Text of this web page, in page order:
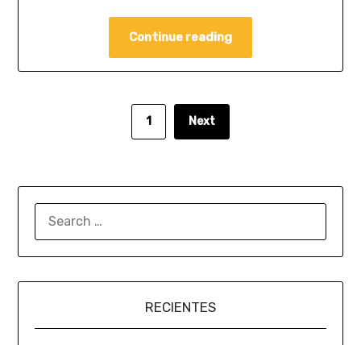
Continue reading
1 Next
RECIENTES